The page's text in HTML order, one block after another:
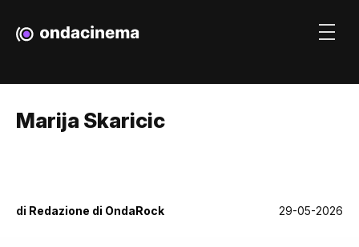
Marija Skaricic
di Redazione di OndaRock 29-05-2026